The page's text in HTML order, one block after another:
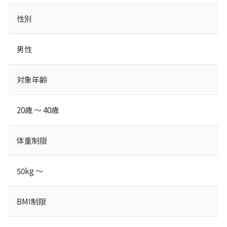
性別
男性
対象年齢
20歳 ～ 40歳
体重制限
50kg ～
BMI制限